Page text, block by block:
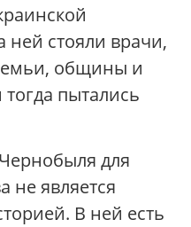
ней стояли врачи,
общины и
пытались
для
не является
В ней есть